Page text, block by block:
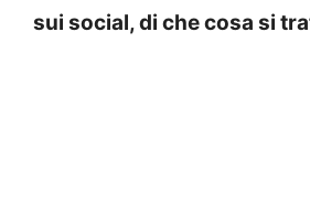
sui social, di che cosa si